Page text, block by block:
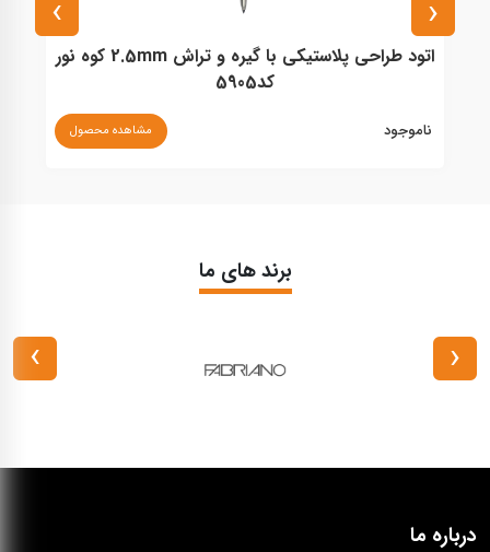
اتود طراحی پلاستیکی با گیره و تراش 2.5mm کوه نور
کد5905
ناموجود مشاهده محصول
‹
›
برند های ما
‹
›
درباره ما